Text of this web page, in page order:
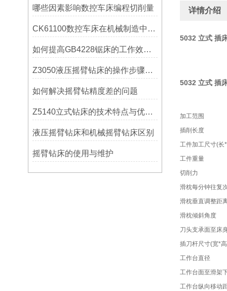
哪些因素影响数控车床编程切削量
CK61100数控车床在机械制造中的实际表现
如何提高GB4228锯床的工作效率？
Z3050液压摇臂钻床的操作步骤与安全注意事项
如何解决摇臂钻精度差的问题
Z5140立式钻床的技术特点与优势分析
液压摇臂钻床和机械摇臂钻床区别
摇臂钻床的使用与维护
详情介绍
5032 立式 插
5032 立式 插
加工范围
插削长度
工件加工尺寸(长
工件重量
切削力
滑枕每分钟往复
滑枕垂直调整距
滑枕倾斜角度
刀头支承面至床
插刀杆尺寸(宽*
工作台直径
工作台面至滑架
工作台纵向移动